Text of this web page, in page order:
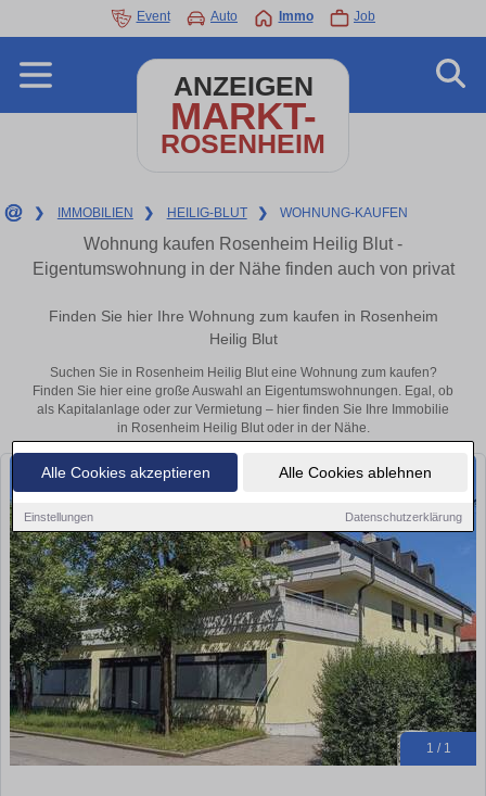
Alle Cookies akzeptieren Alle Cookies ablehnen
Einstellungen Datenschutzerklärung
Event Auto Immo Job
ANZEIGEN
MARKT-
ROSENHEIM
❯ IMMOBILIEN ❯ HEILIG-BLUT ❯ WOHNUNG-KAUFEN
Wohnung kaufen Rosenheim Heilig Blut -
Eigentumswohnung in der Nähe finden auch von privat
Finden Sie hier Ihre Wohnung zum kaufen in Rosenheim
Heilig Blut
Suchen Sie in Rosenheim Heilig Blut eine Wohnung zum kaufen?
Finden Sie hier eine große Auswahl an Eigentumswohnungen. Egal, ob
als Kapitalanlage oder zur Vermietung – hier finden Sie Ihre Immobilie
in Rosenheim Heilig Blut oder in der Nähe.
1 / 1